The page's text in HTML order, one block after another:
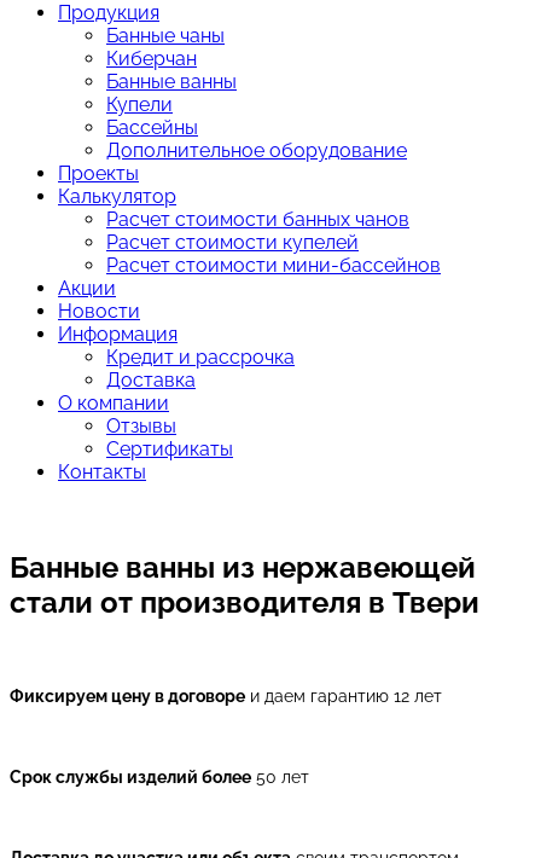
Продукция
Банные чаны
Киберчан
Банные ванны
Купели
Бассейны
Дополнительное оборудование
Проекты
Калькулятор
Расчет стоимости банных чанов
Расчет стоимости купелей
Расчет стоимости мини-бассейнов
Акции
Новости
Информация
Кредит и рассрочка
Доставка
О компании
Отзывы
Сертификаты
Контакты
Банные ванны из нержавеющей
стали от производителя в Твери
Фиксируем цену в договоре и даем гарантию 12 лет
Срок службы изделий более 50 лет